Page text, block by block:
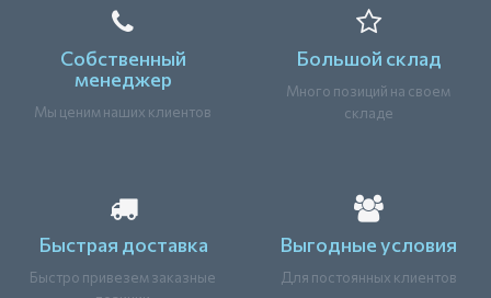
Собственный
менеджер
Мы ценим наших клиентов
Большой склад
Много позиций на своем
складе
Быстрая доставка
Быстро привезем заказные
Выгодные условия
Для постоянных клиентов